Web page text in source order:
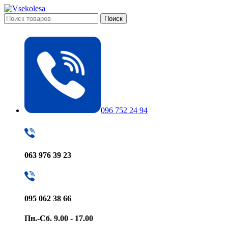
Поиск
096 752 24 94
063 976 39 23
095 062 38 66
Пн.-Сб. 9.00 - 17.00